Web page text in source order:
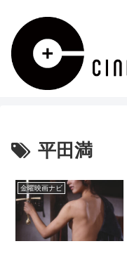
平田満
金曜映画ナビ